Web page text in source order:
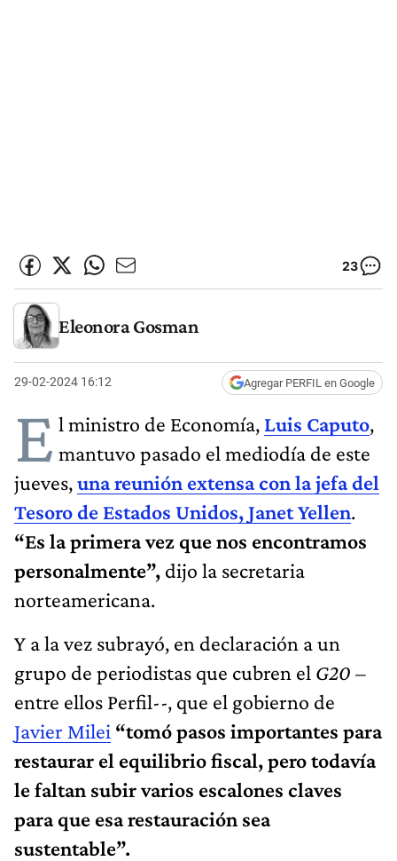
23
Eleonora Gosman
29-02-2024 16:12 Agregar PERFIL en Google
E l ministro de Economía, Luis Caputo,
mantuvo pasado el mediodía de este
jueves,una reunión extensa con la jefa del
Tesoro de Estados Unidos, Janet Yellen.
“Es la primera vez que nos encontramos
personalmente”, dijo la secretaria
norteamericana.
Y a la vez subrayó, en declaración a un
grupo de periodistas que cubren el G20 –
entre ellos Perfil--, que el gobierno de
Javier Milei “tomó pasos importantes para
restaurar el equilibrio fiscal, pero todavía
le faltan subir varios escalones claves
para que esa restauración sea
sustentable”.